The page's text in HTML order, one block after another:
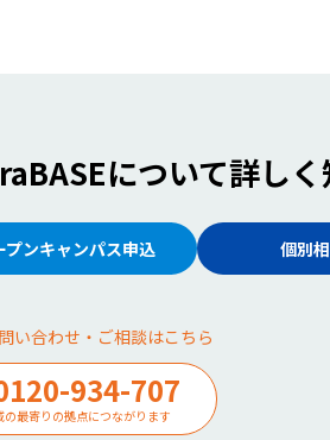
について詳し
プンキャンパス申込 個別
い合わせ・ご相談はこちら
934-707
の最寄りの拠点につながります